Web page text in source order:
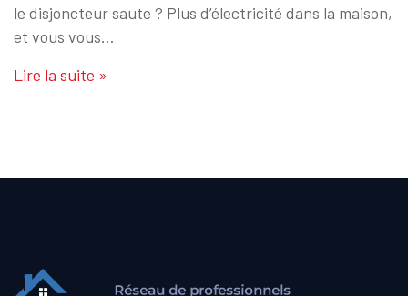
le disjoncteur saute ? Plus d’électricité dans la maison,
et vous vous…
Lire la suite »